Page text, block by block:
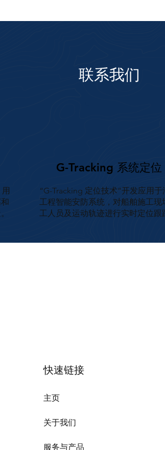
联系我们
G-Tracking 系统定位
“G-Tracking 定位技术”开发应用于
工程智能安防系统，对船舶施工现
工人员及运动轨迹进行实时定位跟
快速链接
主页
关于我们
服务与产品